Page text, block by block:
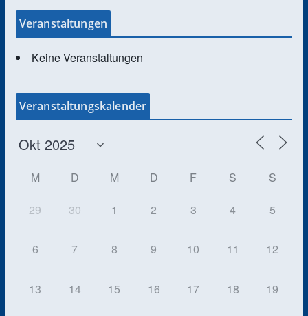
Veranstaltungen
Keine Veranstaltungen
Veranstaltungskalender
M D M D F S S
29 30 1 2 3 4 5
6 7 8 9 10 11 12
13 14 15 16 17 18 19